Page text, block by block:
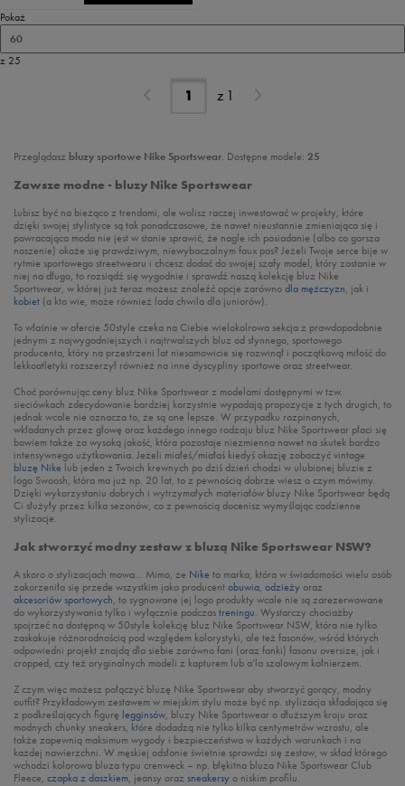
Pokaż
60
z 25
z 1
Przeglądasz bluzy sportowe Nike Sportswear. Dostępne modele: 25
Zawsze modne - bluzy Nike Sportswear
Lubisz być na bieżąco z trendami, ale wolisz raczej inwestować w projekty, które
dzięki swojej stylistyce są tak ponadczasowe, że nawet nieustannie zmieniająca się i
powracająca moda nie jest w stanie sprawić, że nagle ich posiadanie (albo co gorsza
noszenie) okaże się prawdziwym, niewybaczalnym faux pas? Jeżeli Twoje serce bije w
rytmie sportowego streetwearu i chcesz dodać do swojej szafy model, który zostanie w
niej na długo, to rozsiądź się wygodnie i sprawdź naszą kolekcję bluz Nike
Sportswear, w której już teraz możesz znaleźć opcje zarównodla mężczyzn, jak i
kobiet (a kto wie, może również lada chwila dla juniorów).
To właśnie w ofercie 50style czeka na Ciebie wielokolrowa sekcja z prawdopodobnie
jednymi z najwygodniejszych i najtrwalszych bluz od słynnego, sportowego
producenta, który na przestrzeni lat niesamowicie się rozwinął i początkową miłość do
lekkoatletyki rozszerzył również na inne dyscypliny sportowe oraz streetwear.
Choć porównując ceny bluz Nike Sportswear z modelami dostępnymi w tzw.
sieciówkach zdecydowanie bardziej korzystnie wypadają propozycje z tych drugich, to
jednak wcale nie oznacza to, że są one lepsze. W przypadku rozpinanych,
wkładanych przez głowę oraz każdego innego rodzaju bluz Nike Sportswear płaci się
bowiem także za wysoką jakość, która pozostaje niezmienna nawet na skutek bardzo
intensywnego użytkowania. Jeżeli miałeś/miałaś kiedyś okazję zobaczyć vintage
bluzę Nike lub jeden z Twoich krewnych po dziś dzień chodzi w ulubionej bluzie z
logo Swoosh, która ma już np. 20 lat, to z pewnością dobrze wiesz o czym mówimy.
Dzięki wykorzystaniu dobrych i wytrzymałych materiałów bluzy Nike Sportswear będą
Ci służyły przez kilka sezonów, co z pewnością docenisz wymyślając codzienne
stylizacje.
Jak stworzyć modny zestaw z bluzą Nike Sportswear NSW?
A skoro o stylizacjach mowa… Mimo, że Nike to marka, która w świadomości wielu osób
zakorzeniła się przede wszystkim jako producentobuwia, odzieży oraz
akcesoriów sportowych, to sygnowane jej logo produkty wcale nie są zarezerwowane
do wykorzystywania tylko i wyłącznie podczastreningu. Wystarczy chociażby
spojrzeć na dostępną w 50style kolekcję bluz Nike Sportswear NSW, która nie tylko
zaskakuje różnorodnością pod względem kolorystyki, ale też fasonów, wśród których
odpowiedni projekt znajdą dla siebie zarówno fani (oraz fanki) fasonu oversize, jak i
cropped, czy też oryginalnych modeli z kapturem lub a’la szalowym kołnierzem.
Z czym więc możesz połączyć bluzę Nike Sportswear aby stworzyć gorący, modny
outfit? Przykładowym zestawem w miejskim stylu może być np. stylizacja składająca się
z podkreślających figurę legginsów, bluzy Nike Sportswear o dłuższym kroju oraz
modnych chunky sneakers, które dodadzą nie tylko kilka centymetrów wzrostu, ale
także zapewnią maksimum wygody i bezpieczeństwa w każdych warunkach i na
każdej nawierzchni. W męskiej odsłonie świetnie sprawdzi się zestaw, w skład którego
wchodzi kolorowa bluza typu crenweck – np. błękitna bluza Nike Sportswear Club
Fleece, czapka z daszkiem, jeansy oraz sneakersy o niskim profilu.